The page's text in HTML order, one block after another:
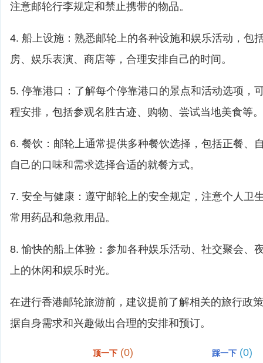
注意邮轮行李规定和禁止携带的物品。
4. 船上设施：熟悉邮轮上的各种设施和娱乐活动，包
房、娱乐表演、商店等，合理安排自己的时间。
5. 停靠港口：了解每个停靠港口的景点和活动选项，
程安排，包括参观名胜古迹、购物、尝试当地美食等。
6. 餐饮：邮轮上通常提供多种餐饮选择，包括正餐、
自己的口味和需求选择合适的就餐方式。
7. 安全与健康：遵守邮轮上的安全规定，注意个人卫
常用药品和急救用品。
8. 愉快的船上体验：参加各种娱乐活动、社交聚会、
上的休闲和娱乐时光。
在进行香港邮轮旅游前，建议提前了解相关的旅行政
据自身需求和兴趣做出合理的安排和预订。
顶一下 (0) 踩一下 (0)